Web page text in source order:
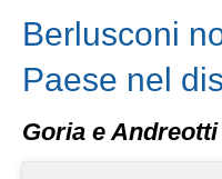
Berlusconi
Paese nel
Goria e